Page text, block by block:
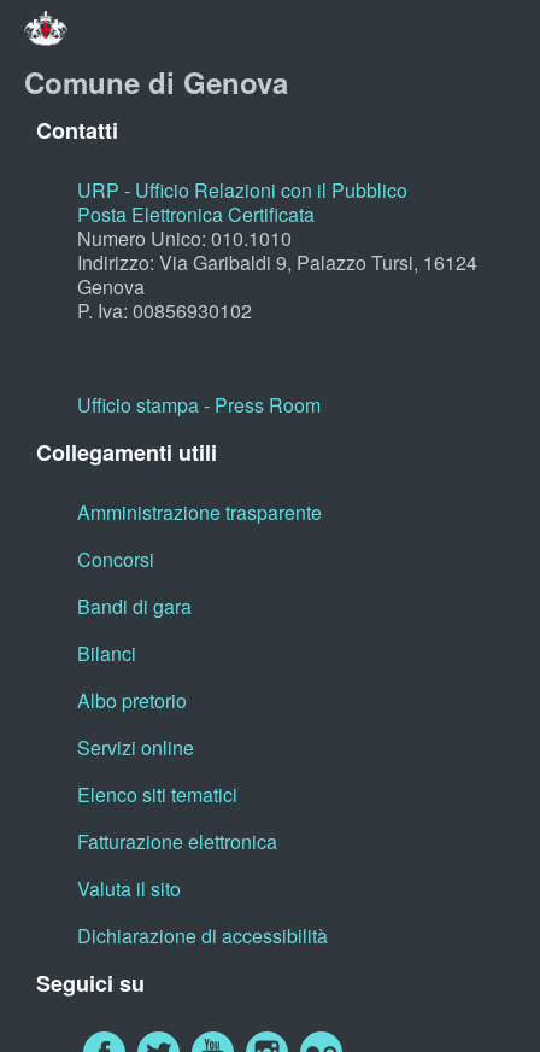
Comune di Genova
Contatti
URP - Ufficio Relazioni con il Pubblico
Posta Elettronica Certificata
Numero Unico: 010.1010
Indirizzo: Via Garibaldi 9, Palazzo Tursi, 16124
Genova
P. Iva: 00856930102
Ufficio stampa - Press Room
Collegamenti utili
Amministrazione trasparente
Concorsi
Bandi di gara
Bilanci
Albo pretorio
Servizi online
Elenco siti tematici
Fatturazione elettronica
Valuta il sito
Dichiarazione di accessibilità
Seguici su